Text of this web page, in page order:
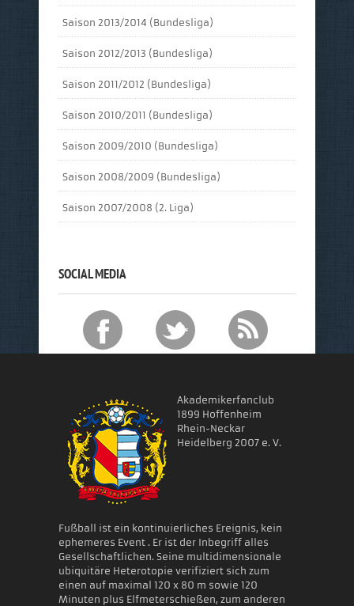
Saison 2013/2014 (Bundesliga)
Saison 2012/2013 (Bundesliga)
Saison 2011/2012 (Bundesliga)
Saison 2010/2011 (Bundesliga)
Saison 2009/2010 (Bundesliga)
Saison 2008/2009 (Bundesliga)
Saison 2007/2008 (2. Liga)
SOCIAL MEDIA
Akademikerfanclub
1899 Hoffenheim
Rhein-Neckar
Heidelberg 2007 e. V.
Fußball ist ein kontinuierliches Ereignis, kein
ephemeres Event . Er ist der Inbegriff alles
Gesellschaftlichen. Seine multidimensionale
ubiquitäre Heterotopie verifiziert sich zum
einen auf maximal 120 x 80 m sowie 120
Minuten plus Elfmeterschießen, zum anderen